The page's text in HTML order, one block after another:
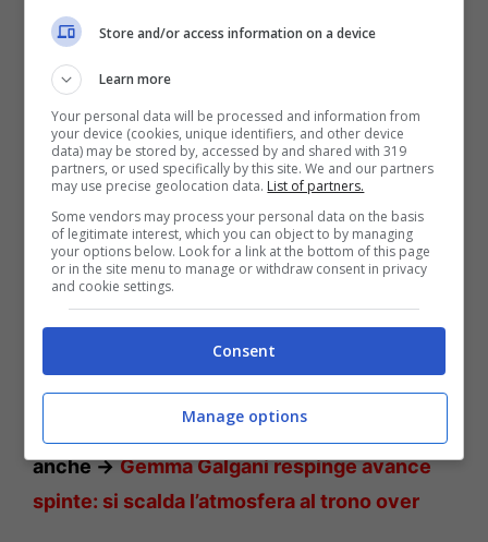
Maurizio e Gemma – Solonotizie24
anche -> Gemma Galgani respinge avance
spinte: si scalda l’atmosfera al trono over
Store and/or access information on a device
Learn more
Your personal data will be processed and information from
your device (cookies, unique identifiers, and other device
data) may be stored by, accessed by and shared with 319
partners, or used specifically by this site. We and our partners
may use precise geolocation data. List of partners.
Some vendors may process your personal data on the basis
of legitimate interest, which you can object to by managing
your options below. Look for a link at the bottom of this page
or in the site menu to manage or withdraw consent in privacy
and cookie settings.
Consent
Manage options